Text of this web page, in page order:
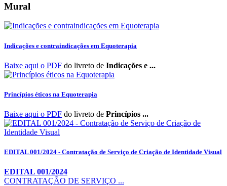
Mural
Indicações e contraindicações em Equoterapia
Baixe aqui o PDF do livreto de Indicações e ...
Princípios éticos na Equoterapia
Baixe aqui o PDF do livreto de Princípios ...
EDITAL 001/2024 - Contratação de Serviço de Criação de Identidade Visual
EDITAL 001/2024
CONTRATAÇÃO DE SERVIÇO ...